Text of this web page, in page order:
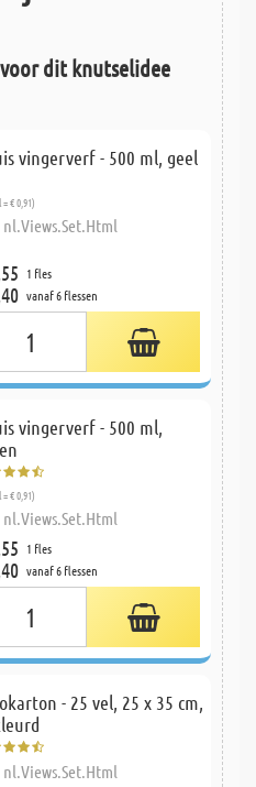
dit knutselidee
vingerverf - 500 ml, geel
€ 0,91)
nl.Views.Set.Html
1 fles
vanaf 6 flessen
vingerverf - 500 ml,
€ 0,91)
nl.Views.Set.Html
1 fles
vanaf 6 flessen
- 25 vel, 25 x 35 cm,
nl.Views.Set.Html